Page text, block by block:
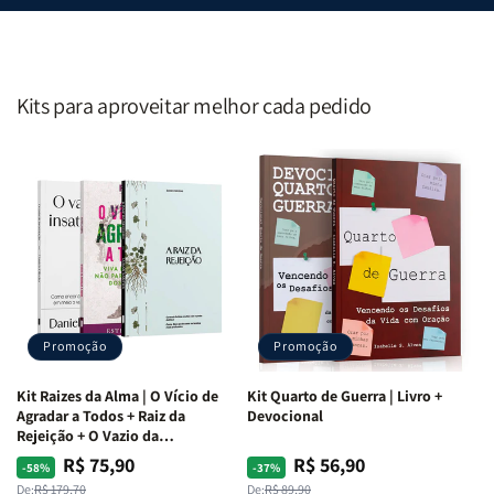
Kits para aproveitar melhor cada pedido
Promoção
Kit Raizes da Alma | O Vício de
Agradar a Todos + Raiz da
Rejeição + O Vazio da
Insatisfação.
-58%
Preço
De:R$ 179,70
PreçoR$ 75,90
Promoção
Kit Quarto de Guerra | Livro +
Devocional
-37%
Preço
De:R$ 89,90
PreçoR$ 56,90